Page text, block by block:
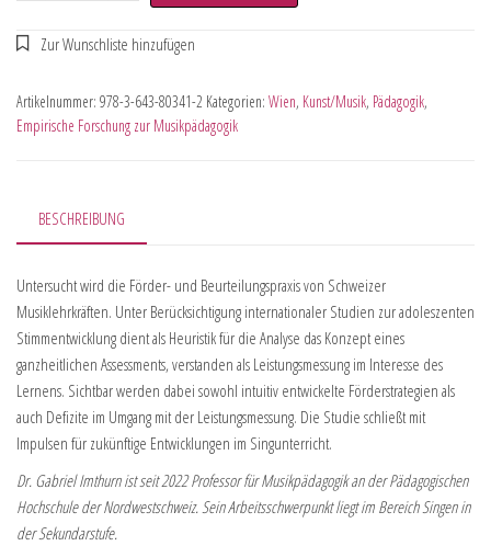
Artikelnummer: 978-3-643-80341-2 Kategorien: Wien, Kunst/Musik, Pädagogik,
Empirische Forschung zur Musikpädagogik
BESCHREIBUNG
Untersucht wird die Förder- und Beurteilungspraxis von Schweizer
Musiklehrkräften. Unter Berücksichtigung internationaler Studien zur adoleszenten
Stimmentwicklung dient als Heuristik für die Analyse das Konzept eines
ganzheitlichen Assessments, verstanden als Leistungsmessung im Interesse des
Lernens. Sichtbar werden dabei sowohl intuitiv entwickelte Förderstrategien als
auch Defizite im Umgang mit der Leistungsmessung. Die Studie schließt mit
Impulsen für zukünftige Entwicklungen im Singunterricht.
Dr. Gabriel Imthurn ist seit 2022 Professor für Musikpädagogik an der Pädagogischen
Hochschule der Nordwestschweiz. Sein Arbeitsschwerpunkt liegt im Bereich Singen in
der Sekundarstufe.